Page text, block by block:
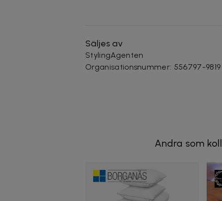
Säljes av
StylingAgenten
Organisationsnummer: 556797-9819
Andra som